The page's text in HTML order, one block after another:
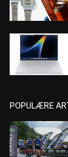
POPULÆRE